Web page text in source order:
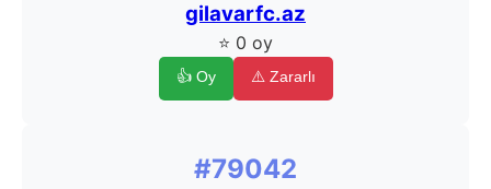
gilavarfc.az
⭐ 0 oy
👍 Oy ⚠️ Zararlı
#79042